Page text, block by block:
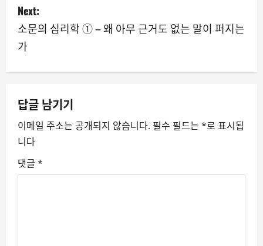
s
t
n
v
i
g
a
Next:
소문의 심리학 ① – 왜 아무 근거도 없는 말이 퍼지는
가
답글 남기기
이메일 주소는 공개되지 않습니다. 필수 필드는 *로 표시됩
니다
댓글 *